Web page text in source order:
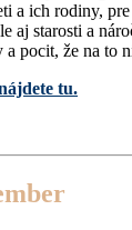
a ich rodiny,
aj starosti a
pocit, že na to
tu.